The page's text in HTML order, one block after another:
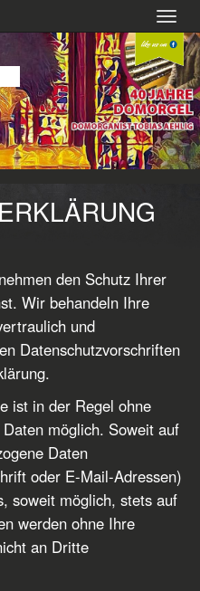
den Schutz Ihrer
Wir behandeln Ihre
und
Datenschutzvorschriften
ist in der Regel ohne
möglich. Soweit auf
Daten
oder E-Mail-Adressen)
soweit möglich, stets auf
werden ohne Ihre
an Dritte